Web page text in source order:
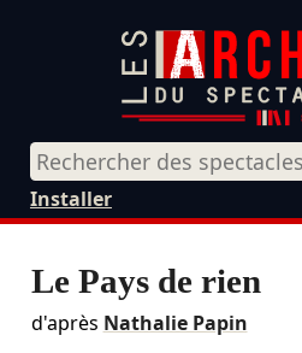
Installer
Le Pays de rien
d'après Nathalie Papin